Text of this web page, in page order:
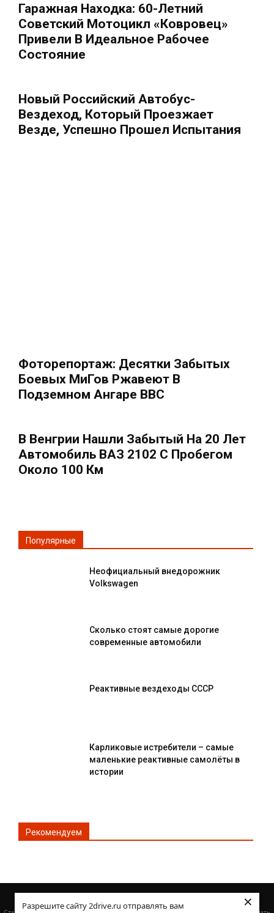
Разрешите сайту 2drive.ru отправлять вам
×
Гаражная Находка: 60-Летний
Советский Мотоцикл «Ковровец»
Привели В Идеальное Рабочее
Состояние
Новый Российский Автобус-
Вездеход, Который Проезжает
Везде, Успешно Прошел Испытания
Фоторепортаж: Десятки Забытых
Боевых МиГов Ржавеют В
Подземном Ангаре ВВС
В Венгрии Нашли Забытый На 20 Лет
Автомобиль ВАЗ 2102 С Пробегом
Около 100 Км
Популярные
Неофициальный внедорожник
Volkswagen
Сколько стоят самые дорогие
современные автомобили
Реактивные вездеходы СССР
Карликовые истребители – самые
маленькие реактивные самолёты в
истории
Рекомендуем